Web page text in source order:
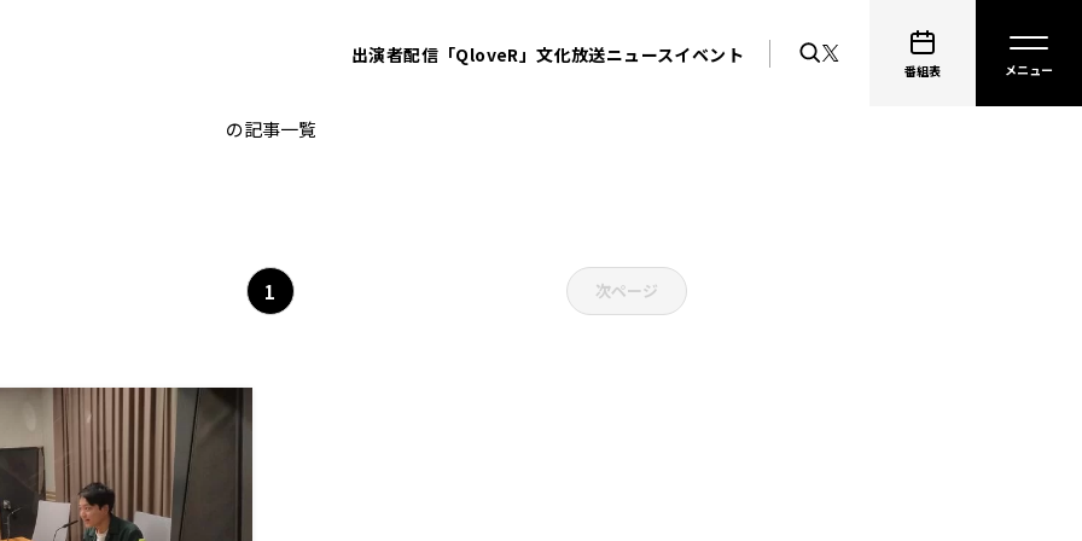
出演者配信「QloveR」文化放送ニュースイベント
番組表
らくごのブンカ
の記事一覧
1 次ページ